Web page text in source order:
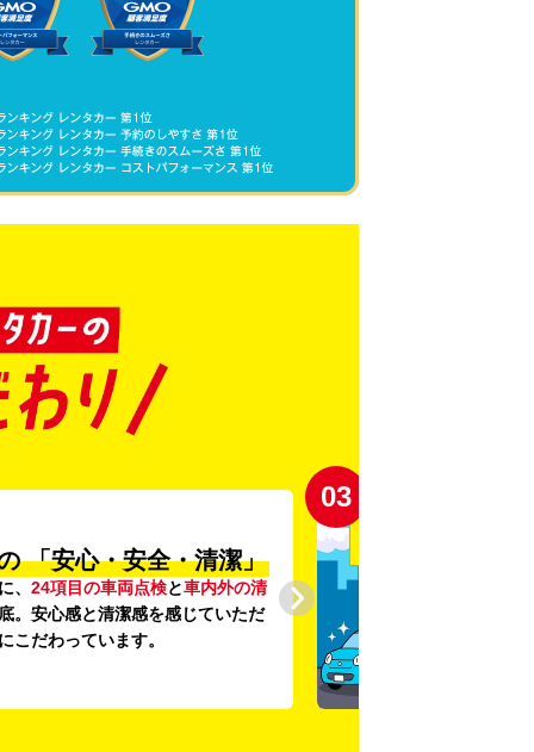
「安心・安全・清潔」
、 24項目の車両点検と車内外の清
。安心感と清潔感を感じていただ
こだわっています。
03